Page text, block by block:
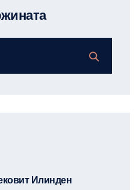
Илинден